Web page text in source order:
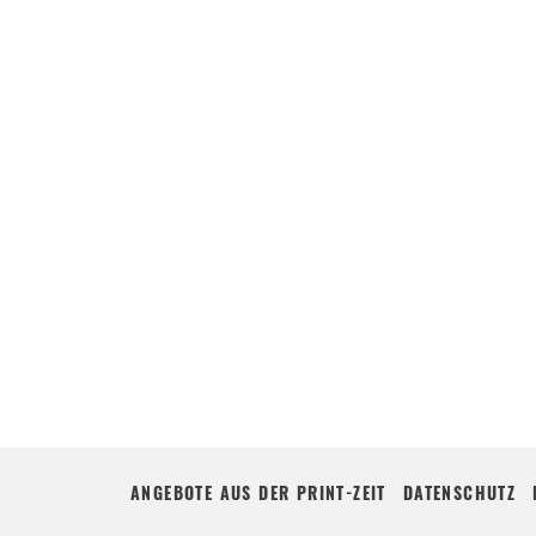
ANGEBOTE AUS DER PRINT-ZEIT DATENSCHUTZ